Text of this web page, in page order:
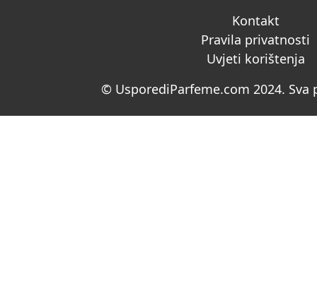
Kontakt
Pravila privatnosti
Uvjeti korištenja
© UsporediParfeme.com 2024. Sva